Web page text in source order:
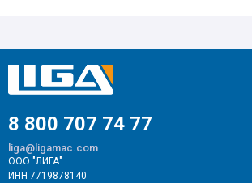
8 800 707 74 77
liga@ligamac.com
ООО "ЛИГА"
ИНН 7719878140